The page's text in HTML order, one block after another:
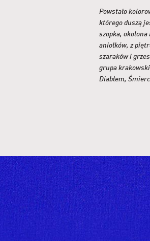
Powstało
którego duszą
szopka,
aniołków, z
szaraków i
grupa
Diabłem,
i tańcem głoszą
aktorów
które w